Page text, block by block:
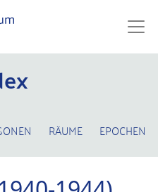
RÄUME EPOCHEN